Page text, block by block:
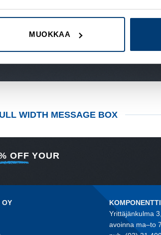
MUOKKAA
CALL TO ACTION
WIDTH MESSAGE BOX
OFF YOUR
OY
Yrittäjänkulma
avoinna ma–to